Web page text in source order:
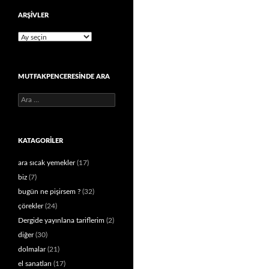
ARŞIVLER
Arşivler
MUTFAKPENCERESINDE ARA
Arama:
KATAGORILER
ara sıcak yemekler(17)
biz (7)
bugün ne pişirsem ? (32)
çörekler(24)
Dergide yayınlana tariflerim (2)
diğer(30)
dolmalar(21)
el sanatları (17)